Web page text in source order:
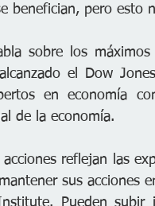
benefician, pero esto
sobre los
el Dow
en economía
de la economía.
acciones reflejan las
sus acciones
Pueden